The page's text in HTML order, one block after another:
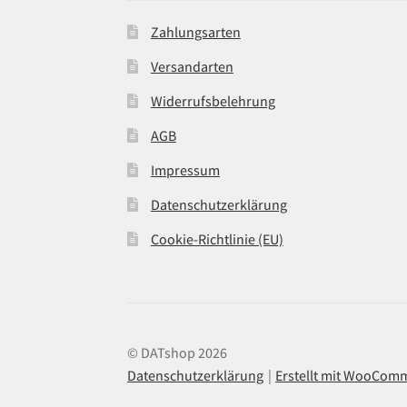
Zahlungsarten
Versandarten
Widerrufsbelehrung
AGB
Impressum
Datenschutzerklärung
Cookie-Richtlinie (EU)
© DATshop 2026
Datenschutzerklärung
Erstellt mit